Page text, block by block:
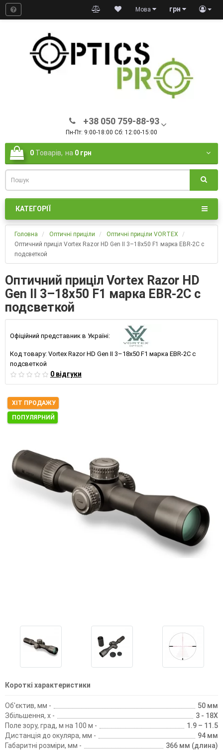
грн
Мова
+38 050 759-88-93
Пн-Пт: 9:00-18:00 Сб: 12:00-15:00
0 Товарів, на 0 грн
КАТЕГОРІЇ
Головна Оптичні приціли
Оптичні приціли VORTEX
Оптичний приціл Vortex Razor HD Gen II 3–18x50 F1 марка EBR-2C с
подсветкой
Оптичний приціл Vortex Razor HD
Gen II 3–18x50 F1 марка EBR-2C с
подсветкой
Офіційний представник в Україні:
Код товару: Vortex Razor HD Gen II 3–18x50 F1 марка EBR-2C с
подсветкой
0 відгуки
ХІТ ПРОДАЖУ
ПОПУЛЯРНИЙ
Короткі характеристики
Об'єктив, мм -
50 мм
Збільшення, х -
3 - 18X
Поле зору, град, м на 100 м -
1.9 – 11.5
Дистанція до окуляра, мм -
94 мм
Габаритні розміри, мм -
366 мм (длина)